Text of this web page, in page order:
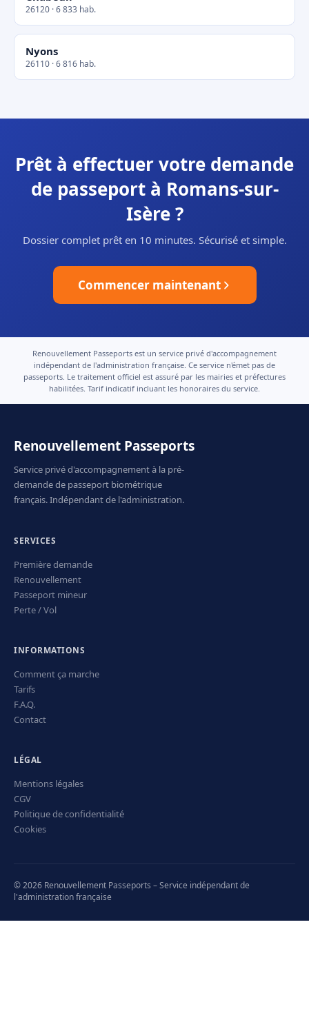
26120 · 6 833 hab.
Nyons
26110 · 6 816 hab.
Prêt à effectuer votre demande
de passeport à Romans-sur-
Isère ?
Dossier complet prêt en 10 minutes. Sécurisé et simple.
Commencer maintenant
Renouvellement Passeports est un service privé d'accompagnement
indépendant de l'administration française. Ce service n'émet pas de
passeports. Le traitement officiel est assuré par les mairies et préfectures
habilitées. Tarif indicatif incluant les honoraires du service.
Renouvellement Passeports
Service privé d'accompagnement à la pré-
demande de passeport biométrique
français. Indépendant de l'administration.
SERVICES
Première demande
Renouvellement
Passeport mineur
Perte / Vol
INFORMATIONS
Comment ça marche
Tarifs
F.A.Q.
Contact
LÉGAL
Mentions légales
CGV
Politique de confidentialité
Cookies
© 2026 Renouvellement Passeports – Service indépendant de
l'administration française